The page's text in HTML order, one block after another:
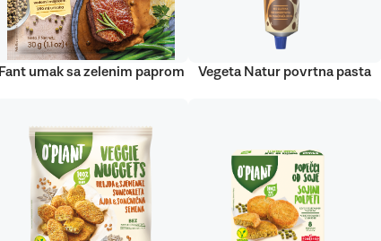
Fant umak sa zelenim paprom Vegeta Natur povrtna pasta